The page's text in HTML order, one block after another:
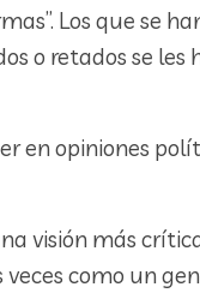
Los que se
o retados se
en opiniones
visión más
como un